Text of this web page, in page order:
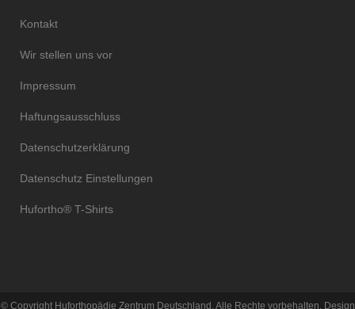
Kontakt
Wir stellen uns vor
Impressum
Haftungsausschluss
Datenschutzerklärung
Datenschutz Einstellungen
Hufortho® T-Shirts
© Copyright Huforthopädie Zentrum Deutschland. Alle Rechte vorbehalten. Design